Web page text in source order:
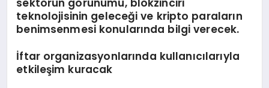
sektörün görünümü, blokzinciri
teknolojisinin geleceği ve kripto paraların
benimsenmesi konularında bilgi verecek.
İftar organizasyonlarında kullanıcılarıyla
etkileşim kuracak